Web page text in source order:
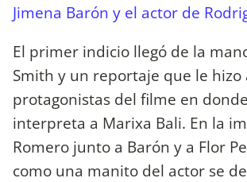
Jimena Barón y el actor de
El primer indicio llegó de la
Smith y un reportaje que le hizo
protagonistas del filme en
interpreta a Marixa Bali. En la
Romero junto a Barón y a Flor
como una manito del actor se